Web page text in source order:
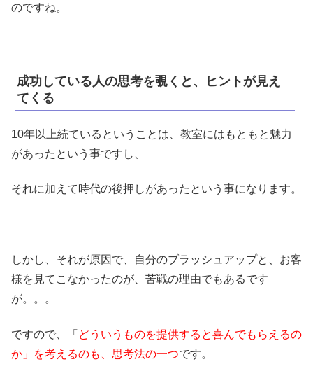
のですね。
成功している人の思考を覗くと、ヒントが見え
てくる
10年以上続ているということは、教室にはもともと魅力
があったという事ですし、
それに加えて時代の後押しがあったという事になります。
しかし、それが原因で、自分のブラッシュアップと、お客
様を見てこなかったのが、苦戦の理由でもあるです
が。。。
ですので、「 どういうものを提供すると喜んでもらえるの
か」を考えるのも、思考法の一つです。